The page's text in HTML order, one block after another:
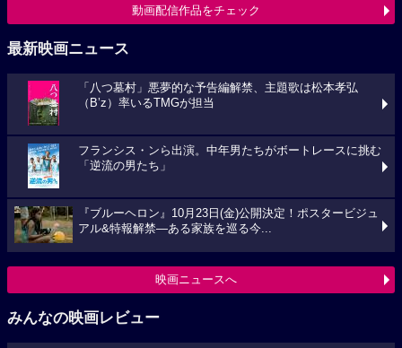
動画配信作品をチェック
最新映画ニュース
「八つ墓村」悪夢的な予告編解禁、主題歌は松本孝弘
（B’z）率いるTMGが担当
フランシス・ンら出演。中年男たちがボートレースに挑む
「逆流の男たち」
『ブルーヘロン』10月23日(金)公開決定！ポスタービジュ
アル&特報解禁―ある家族を巡る今...
映画ニュースへ
みんなの映画レビュー